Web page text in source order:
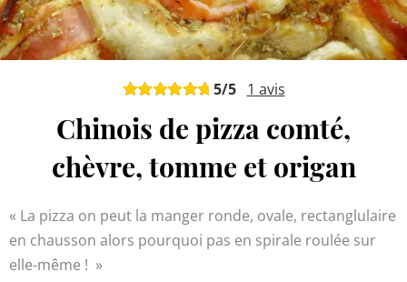
5/5 1 avis
Chinois de pizza comté,
chèvre, tomme et origan
La pizza on peut la manger ronde, ovale, rectanglulaire
en chausson alors pourquoi pas en spirale roulée sur
elle-même !